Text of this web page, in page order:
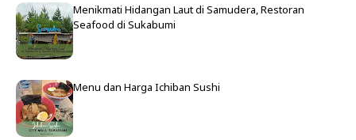
Menikmati Hidangan Laut di Samudera, Restoran
Seafood di Sukabumi
Menu dan Harga Ichiban Sushi